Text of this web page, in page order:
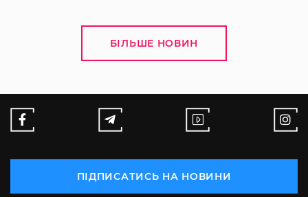
БІЛЬШЕ НОВИН
ПІДПИСАТИСЬ НА НОВИНИ